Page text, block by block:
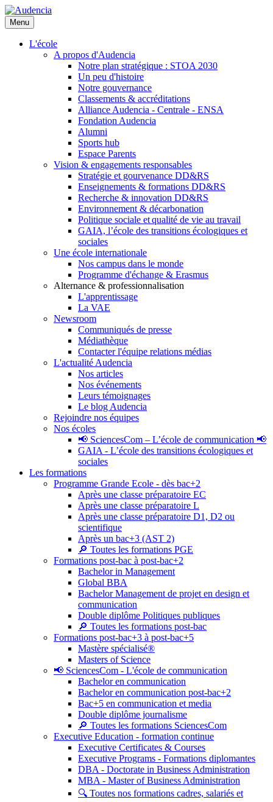
Aller
au
contenu
principal
Menu
L'école
A propos d'Audencia
Notre plan stratégique : STOA 2030
Un peu d'histoire
Notre gouvernance
Classements & accréditations
Alliance Audencia - Centrale - ENSA
Fondation Audencia
Alumni
Sports hub
Espace Parents
Vision & engagements responsables
Stratégie et gourvenance DD&RS
Enseignements & formations DD&RS
Recherche & innovation DD&RS
Environnement & décarbonation
Politique sociale et qualité de vie au travail
GAIA, l’école des transitions écologiques et
sociales
Une école internationale
Nos campus dans le monde
Programme d'échange & Erasmus
Alternance & professionnalisation
L'apprentissage
La VAE
Newsroom
Communiqués de presse
Médiathèque
Contacter l'équipe relations médias
L'actualité Audencia
Nos articles
Nos événements
Leurs témoignages
Le blog Audencia
Rejoindre nos équipes
Nos écoles
📢 SciencesCom – L’école de communication 📢
GAIA - L’école des transitions écologiques et
sociales
Les formations
Programme Grande Ecole - dès bac+2
Après une classe préparatoire EC
Après une classe préparatoire L
Après une classe préparatoire D1, D2 ou
scientifique
Après un bac+3 (AST 2)
🔎 Toutes les formations PGE
Formations post-bac à post-bac+2
Bachelor in Management
Global BBA
Bachelor Management de projet en design et
communication
Double diplôme Politiques publiques
🔎 Toutes les formations post-bac
Formations post-bac+3 à post-bac+5
Mastère spécialisé®
Masters of Science
📢 SciencesCom - L'école de communication
Bachelor en communication
Bachelor en communication post-bac+2
Bac+5 en communication et media
Double diplôme journalisme
🔎 Toutes les formations SciencesCom
Executive Education - formation continue
Executive Certificates & Courses
Executive Programs - Formations diplomantes
DBA - Doctorate in Business Administration
MBA - Master of Business Administration
🔍 Toutes nos formations cadres, salariés et